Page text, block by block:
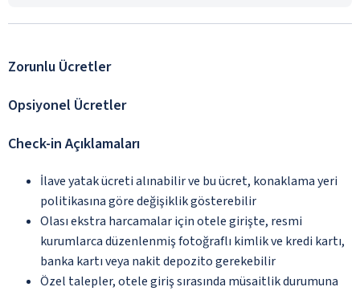
Zorunlu Ücretler
Opsiyonel Ücretler
Check-in Açıklamaları
İlave yatak ücreti alınabilir ve bu ücret, konaklama yeri
politikasına göre değişiklik gösterebilir
Olası ekstra harcamalar için otele girişte, resmi
kurumlarca düzenlenmiş fotoğraflı kimlik ve kredi kartı,
banka kartı veya nakit depozito gerekebilir
Özel talepler, otele giriş sırasında müsaitlik durumuna